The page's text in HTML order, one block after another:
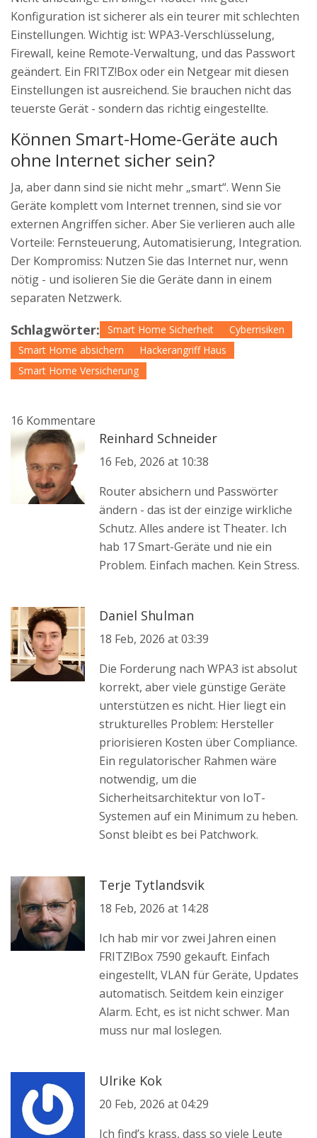
Konfiguration ist sicherer als ein teurer mit schlechten
Einstellungen. Wichtig ist: WPA3-Verschlüsselung,
Firewall, keine Remote-Verwaltung, und das Passwort
geändert. Ein FRITZ!Box oder ein Netgear mit diesen
Einstellungen ist ausreichend. Sie brauchen nicht das
teuerste Gerät - sondern das richtig eingestellte.
Können Smart-Home-Geräte auch
ohne Internet sicher sein?
Ja, aber dann sind sie nicht mehr „smart“. Wenn Sie
Geräte komplett vom Internet trennen, sind sie vor
externen Angriffen sicher. Aber Sie verlieren auch alle
Vorteile: Fernsteuerung, Automatisierung, Integration.
Der Kompromiss: Nutzen Sie das Internet nur, wenn
nötig - und isolieren Sie die Geräte dann in einem
separaten Netzwerk.
Schlagwörter: Smart Home Sicherheit
Cyberrisiken
Smart Home absichern
Hackerangriff Haus
Smart Home Versicherung
16 Kommentare
Reinhard Schneider
16 Feb, 2026 at 10:38
Router absichern und Passwörter
ändern - das ist der einzige wirkliche
Schutz. Alles andere ist Theater. Ich
hab 17 Smart-Geräte und nie ein
Problem. Einfach machen. Kein Stress.
Daniel Shulman
18 Feb, 2026 at 03:39
Die Forderung nach WPA3 ist absolut
korrekt, aber viele günstige Geräte
unterstützen es nicht. Hier liegt ein
strukturelles Problem: Hersteller
priorisieren Kosten über Compliance.
Ein regulatorischer Rahmen wäre
notwendig, um die
Sicherheitsarchitektur von IoT-
Systemen auf ein Minimum zu heben.
Sonst bleibt es bei Patchwork.
Terje Tytlandsvik
18 Feb, 2026 at 14:28
Ich hab mir vor zwei Jahren einen
FRITZ!Box 7590 gekauft. Einfach
eingestellt, VLAN für Geräte, Updates
automatisch. Seitdem kein einziger
Alarm. Echt, es ist nicht schwer. Man
muss nur mal loslegen.
Ulrike Kok
20 Feb, 2026 at 04:29
Ich find’s krass, dass so viele Leute